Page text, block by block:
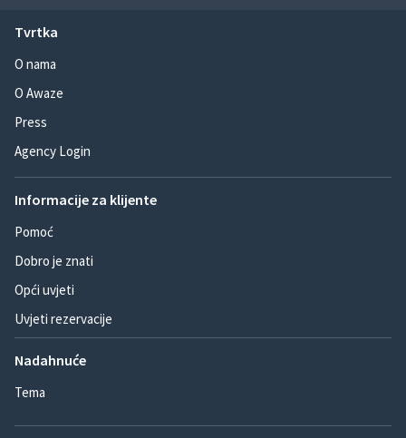
Tvrtka
O nama
O Awaze
Press
Agency Login
Informacije za klijente
Pomoć
Dobro je znati
Opći uvjeti
Uvjeti rezervacije
Nadahnuće
Tema